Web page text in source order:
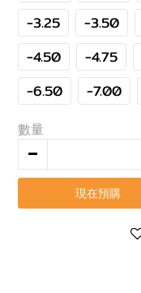
-3.25
-3.50
-4.50
-4.75
-6.50
-7.00
數量
現在預購